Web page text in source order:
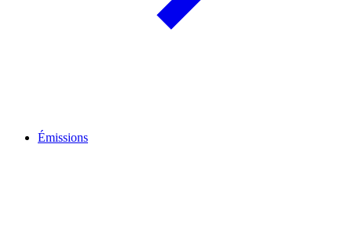
Émissions